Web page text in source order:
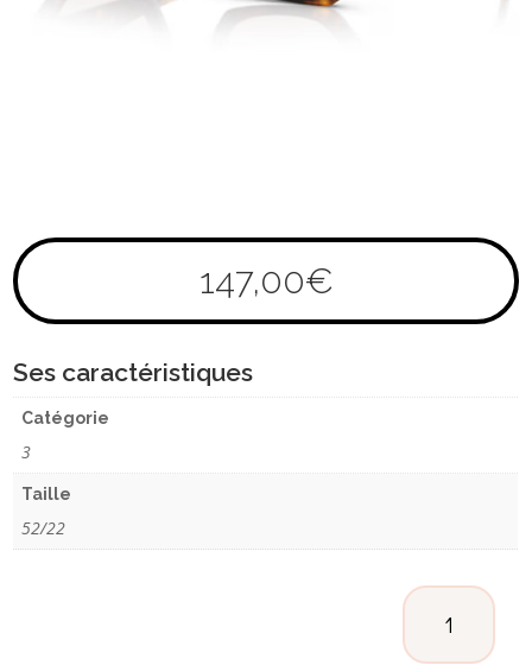
147,00€
Ses caractéristiques
Catégorie
3
Taille
52/22
QUANTITÉ